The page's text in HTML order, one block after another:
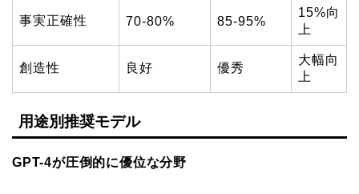
事実正確性 70-80% 85-95%
15%向
上
創造性 良好 優秀
大幅向
上
用途別推奨モデル
GPT-4が圧倒的に優位な分野